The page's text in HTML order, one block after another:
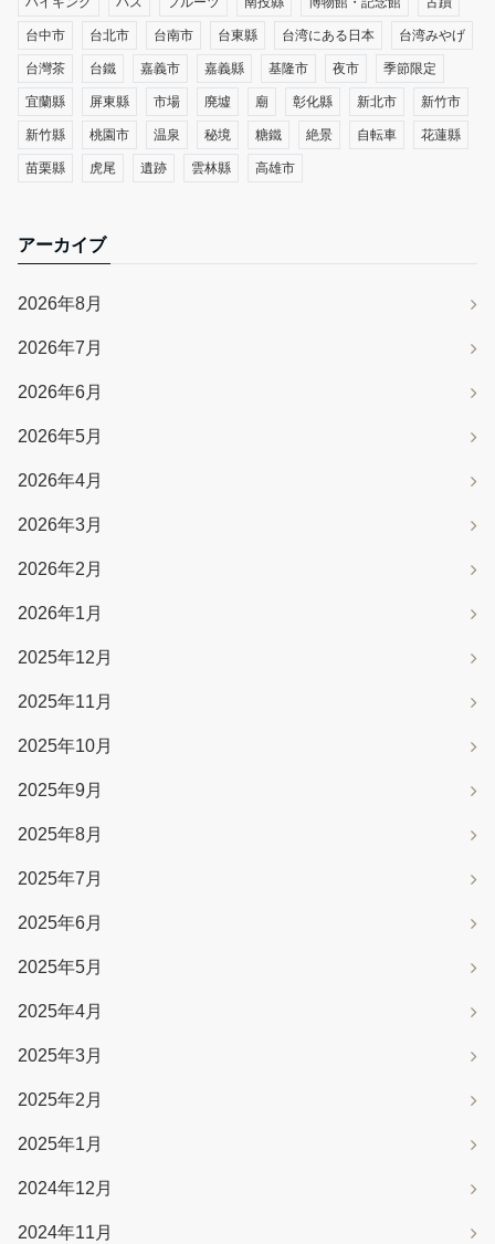
台中市 台北市 台南市 台東縣 台湾にある日本 台湾みやげ
台灣茶 台鐵 嘉義市 嘉義縣 基隆市 夜市 季節限定
宜蘭縣 屏東縣 市場 廃墟 廟 彰化縣 新北市 新竹市
新竹縣 桃園市 温泉 秘境 糖鐵 絶景 自転車 花蓮縣
苗栗縣 虎尾 遺跡 雲林縣 高雄市
アーカイブ
2026年8月
2026年7月
2026年6月
2026年5月
2026年4月
2026年3月
2026年2月
2026年1月
2025年12月
2025年11月
2025年10月
2025年9月
2025年8月
2025年7月
2025年6月
2025年5月
2025年4月
2025年3月
2025年2月
2025年1月
2024年12月
2024年11月